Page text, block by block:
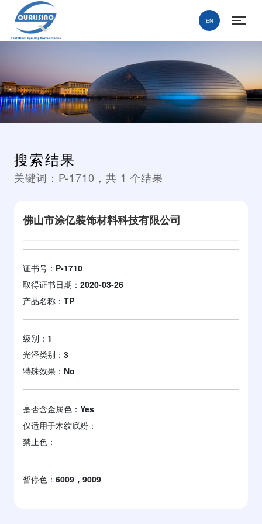
EN
搜索结果
关键词： P-1710 ，共 1 个结果
佛山市涂亿装饰材料科技有限公司
证书号： P-1710
取得证书日期： 2020-03-26
产品名称： TP
级别： 1
光泽类别： 3
特殊效果： No
是否含金属色： Yes
仅适用于木纹底粉：
禁止色：
暂停色： 6009，9009